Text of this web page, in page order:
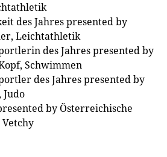
des Jahres presented by
Leichtathletik
des Jahres presented by
Schwimmen
des Jahres presented by
Judo
by Österreichische